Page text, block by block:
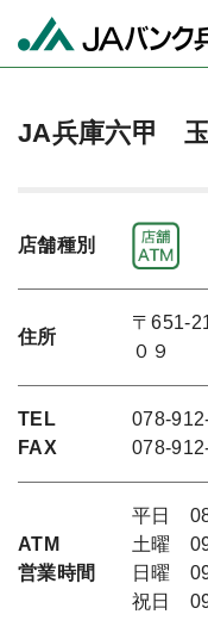
JA兵庫六甲
店舗種別
住所
〒651-
０９
TEL
FAX
078-
078-
ATM
営業時間
平日
土曜
日曜
祝日